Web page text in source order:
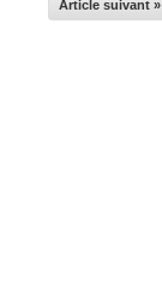
Article suivant »